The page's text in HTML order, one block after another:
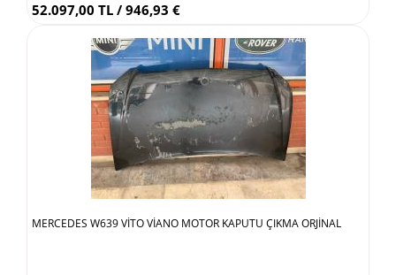
52.097,00 TL / 946,93 €
MERCEDES W639 VİTO VİANO MOTOR KAPUTU ÇIKMA ORJİNAL